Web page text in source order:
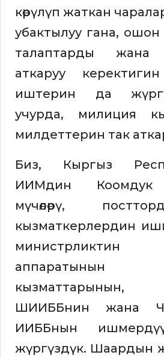
көрүлүп жаткан чаралар
убактылуу гана, ошон
талаптарды жана
аткаруу
иштерин да
учурда, милиция
милдеттерин так
Биз, Кыргыз
ИИМдин Коомдук
мүчөлөрү,
кызматкерлердин
министрликтин
ШИИББнин жана
ИИББнын
жүргүздүк. Шаардын